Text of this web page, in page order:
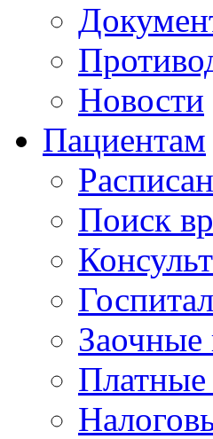
Новости
Пациентам
Поиск
Заочные
Платные